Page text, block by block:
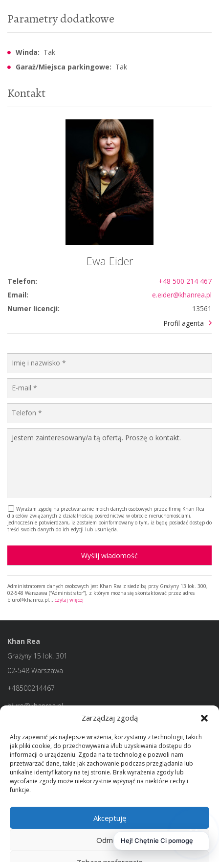
Zarządzaj zgodą
Aby zapewnić jak najlepsze wrażenia, korzystamy z technologii, takich
jak pliki cookie, do przechowywania i/lub uzyskiwania dostępu do
informacji o urządzeniu. Zgoda na te technologie pozwoli nam
przetwarzać dane, takie jak zachowanie podczas przeglądania lub
unikalne identyfikatory na tej stronie. Brak wyrażenia zgody lub
wycofanie zgody może niekorzystnie wpłynąć na niektóre cechy i
funkcje.
Akceptuję
Odmów
Parametry dodatkowe
Winda: Tak
Garaż/Miejsca parkingowe: Tak
Kontakt
Ewa Eider
Telefon:
+48 500 214 467
Email:
e.eider@khanrea.pl
Numer licencji:
13561
Profil agenta
Wyrażam zgodę na przetwarzanie moich danych osobowych przez firmę Khan Rea
dla celów związanych z działalnością pośrednictwa w obrocie nieruchomościami,
jednocześnie potwierdzam, iż zostałem poinformowany o tym, iż będę posiadać dostęp do
treści swoich danych do ich edycji lub usunięcia.
Wyślij wiadomość
Administratorem danych osobowych jest Khan Rea z siedzibą przy Grażyny 13 lok. 300,
02-548 Warszawa (“Administrator”), z którym można się skontaktować przez adres
biuro@khanrea.pl… czytaj więcej
Khan Rea
Grażyny 15 lok. 301
02-548 Warszawa
+48500214467
biuro@khanrea.pl
© 2026 Wszystkie prawa zastrzeżone | Program dla biur
Hej! Chętnie Ci pomogę